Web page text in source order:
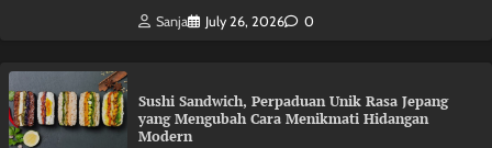
Sanja July 26, 2026 0
Sushi Sandwich, Perpaduan Unik Rasa Jepang
yang Mengubah Cara Menikmati Hidangan
Modern